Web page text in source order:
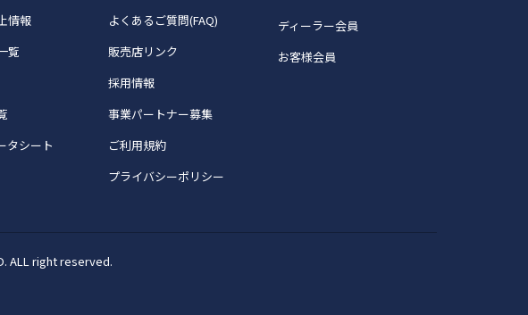
情報
覧
タシート
よくあるご質問(FAQ)
販売店リンク
採用情報
事業パートナー募集
ご利用規約
プライバシーポリシー
ディーラー会員
お客様会員
ALL right reserved.